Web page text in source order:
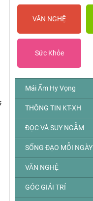
VĂN NGHỆ
Sức Khỏe
Mái Ấm Hy Vọng
THÔNG TIN KT-XH
ĐỌC VÀ SUY NGẪM
SỐNG ĐẠO MỖI NGÀY
VĂN NGHỆ
GÓC GIẢI TRÍ